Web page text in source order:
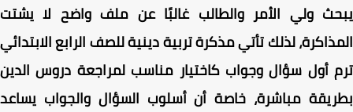
ولي الأمر والطالب غالبًا عن ملف واضح لا يشتت
لذلك تأتي مذكرة تربية دينية للصف الرابع الابتدائي
أول سؤال وجواب كاختيار مناسب لمراجعة دروس الدين
مباشرة، خاصة أن أسلوب السؤال والجواب يساعد